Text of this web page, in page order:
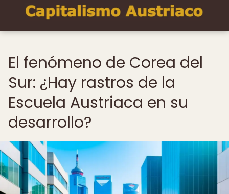
El fenómeno de Corea del
Sur: ¿Hay rastros de la
Escuela Austriaca en su
desarrollo?